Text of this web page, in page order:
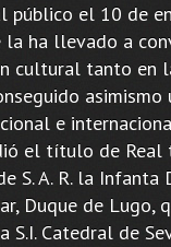
público el 10 de
la ha llevado a
cultural tanto en
e
el título de
S. A. R. la Infanta
Duque de
S.I. Catedral de